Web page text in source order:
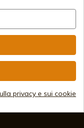
privacy e sui cookie